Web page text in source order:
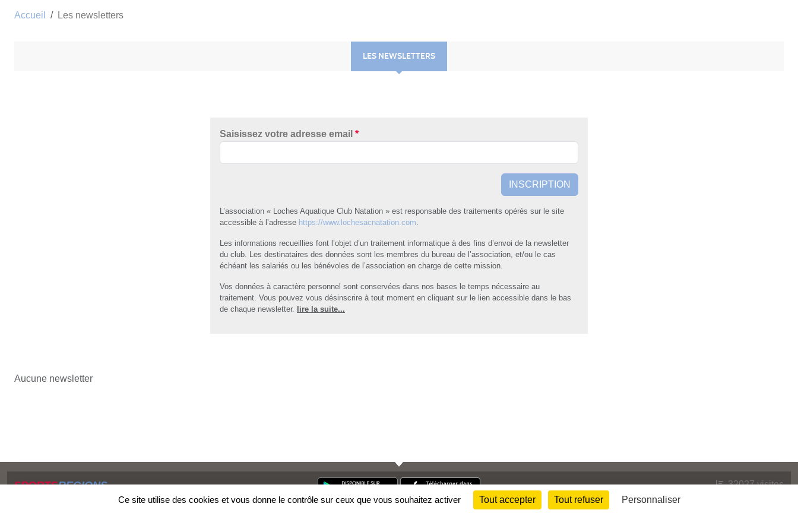
Accueil Les newsletters
LES NEWSLETTERS
Saisissez votre adresse email *
INSCRIPTION
L’association « Loches Aquatique Club Natation » est responsable des traitements opérés sur le site
accessible à l’adresse https://www.lochesacnatation.com
Les informations recueillies font l’objet d’un traitement informatique à des fins d’envoi de la newsletter
du club. Les destinataires des données sont les membres du bureau de l’association, et/ou le cas
échéant les salariés ou les bénévoles de l’association en charge de cette mission.
Vos données à caractère personnel sont conservées dans nos bases le temps nécessaire au
traitement. Vous pouvez vous désinscrire à tout moment en cliquant sur le lien accessible dans le bas
de chaque newsletter.
lire la suite...
Aucune newsletter
SPORTSREGIONS 32027visites
Ce site utilise des cookies et vous donne le contrôle sur ceux que vous souhaitez activer Tout accepter Tout refuser Personnaliser